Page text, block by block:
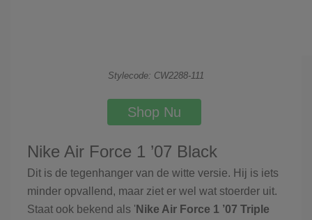
Stylecode: CW2288-111
Shop Nu
Nike Air Force 1 ’07 Black
Dit is de tegenhanger van de witte versie. Hij is iets
minder opvallend, maar ziet er wel wat stoerder uit.
Staat ook bekend als ' Nike Air Force 1 ’07 Triple